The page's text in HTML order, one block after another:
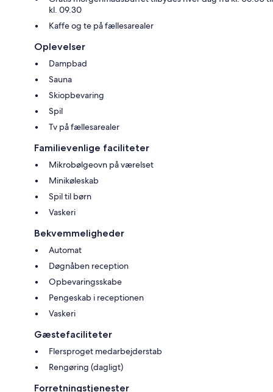
kl. 09.30
Kaffe og te på fællesarealer
Oplevelser
Dampbad
Sauna
Skiopbevaring
Spil
Tv på fællesarealer
Familievenlige faciliteter
Mikrobølgeovn på værelset
Minikøleskab
Spil til børn
Vaskeri
Bekvemmeligheder
Automat
Døgnåben reception
Opbevaringsskabe
Pengeskab i receptionen
Vaskeri
Gæstefaciliteter
Flersproget medarbejderstab
Rengøring (dagligt)
Forretningstjenester